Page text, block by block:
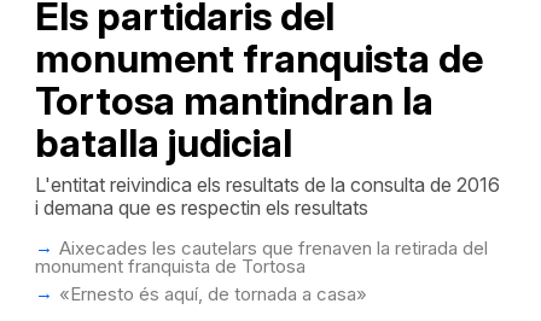
Els partidaris del
monument franquista de
Tortosa mantindran la
batalla judicial
L'entitat reivindica els resultats de la consulta de 2016
i demana que es respectin els resultats
Aixecades les cautelars que frenaven la retirada del
monument franquista de Tortosa
«Ernesto és aquí, de tornada a casa»